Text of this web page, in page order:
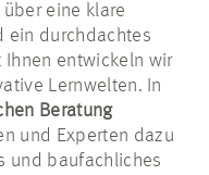
eine klare
ein durchdachtes
Ihnen entwickeln wir
Lernwelten. In
Beratung
und Experten dazu
und baufachliches